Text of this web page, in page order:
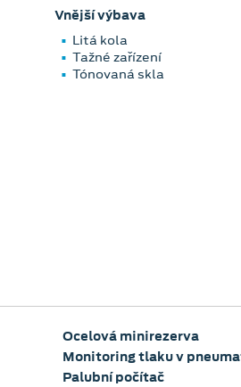
Vnější výbava
Litá kola
Tažné zařízení
Tónovaná skla
Ocelová minirezerva
Monitoring tlaku v
Palubní počítač